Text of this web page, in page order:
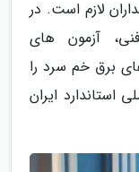
لازم است. در
آزمون های
برق خم سرد را
ایران